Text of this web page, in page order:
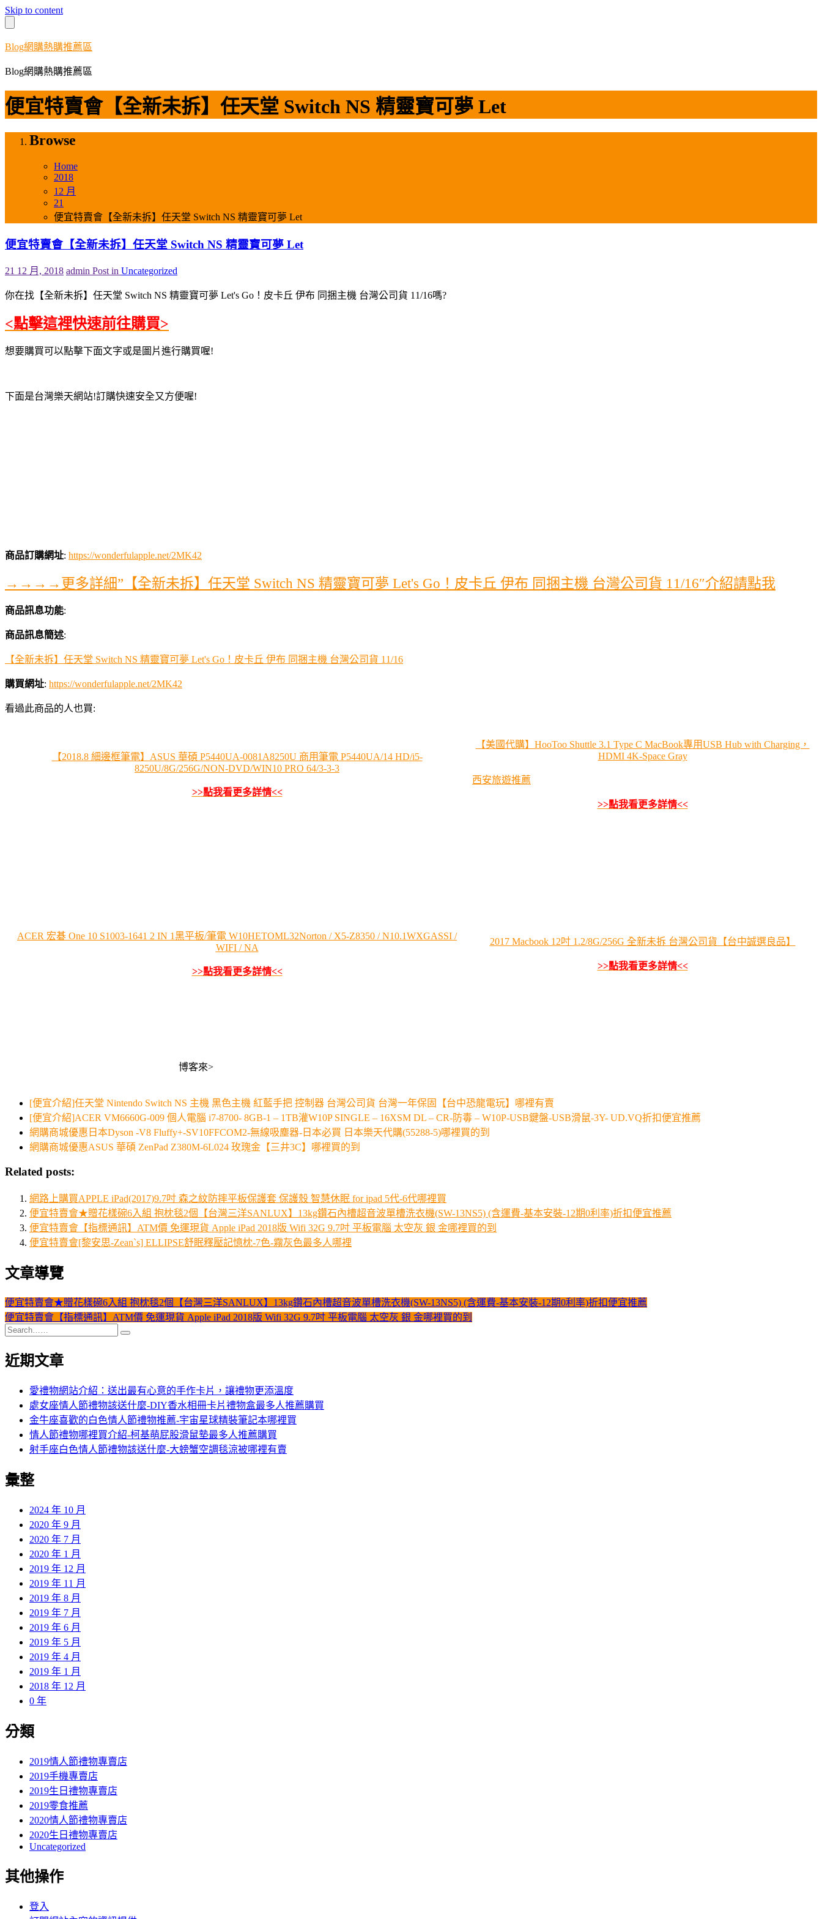
Skip to content
Blog網購熱購推薦區
Blog網購熱購推薦區
便宜特賣會【全新未拆】任天堂 Switch NS 精靈寶可夢 Let
Browse
Home
2018
12 月
21
便宜特賣會【全新未拆】任天堂 Switch NS 精靈寶可夢 Let
便宜特賣會【全新未拆】任天堂 Switch NS 精靈寶可夢 Let
21 12 月, 2018 admin Post in Uncategorized
你在找【全新未拆】任天堂 Switch NS 精靈寶可夢 Let's Go！皮卡丘 伊布 同捆主機 台灣公司貨 11/16嗎?
<點擊這裡快速前往購買>
想要購買可以點擊下面文字或是圖片進行購買喔!
下面是台灣樂天網站!訂購快速安全又方便喔!
商品訂購網址: https://wonderfulapple.net/2MK42
→→→→更多詳細”【全新未拆】任天堂 Switch NS 精靈寶可夢 Let's Go！皮卡丘 伊布 同捆主機 台灣公司貨 11/16″介紹請點我
商品訊息功能:
商品訊息簡述:
【全新未拆】任天堂 Switch NS 精靈寶可夢 Let's Go！皮卡丘 伊布 同捆主機 台灣公司貨 11/16
購買網址: https://wonderfulapple.net/2MK42
看過此商品的人也買:
【2018.8 細邊框筆電】ASUS 華碩 P5440UA-0081A8250U 商用筆電 P5440UA/14 HD/i5-
8250U/8G/256G/NON-DVD/WIN10 PRO 64/3-3-3
>>點我看更多詳情<<
【美國代購】HooToo Shuttle 3.1 Type C MacBook專用USB Hub with Charging，
HDMI 4K-Space Gray
西安旅遊推薦
>>點我看更多詳情<<
ACER 宏碁 One 10 S1003-1641 2 IN 1黑平板/筆電 W10HETOML32Norton / X5-Z8350 / N10.1WXGASSI /
WIFI / NA
>>點我看更多詳情<<
博客來>
2017 Macbook 12吋 1.2/8G/256G 全新未拆 台灣公司貨【台中誠選良品】
>>點我看更多詳情<<
[便宜介紹]任天堂 Nintendo Switch NS 主機 黑色主機 紅藍手把 控制器 台灣公司貨 台灣一年保固【台中恐龍電玩】哪裡有賣
[便宜介紹]ACER VM6660G-009 個人電腦 i7-8700- 8GB-1 – 1TB灌W10P SINGLE – 16XSM DL – CR-防毒 – W10P-USB鍵盤-USB滑鼠-3Y- UD.VQ折扣便宜推薦
網購商城優惠日本Dyson -V8 Fluffy+-SV10FFCOM2-無線吸塵器-日本必買 日本樂天代購(55288-5)哪裡買的到
網購商城優惠ASUS 華碩 ZenPad Z380M-6L024 玫瑰金【三井3C】哪裡買的到
Related posts:
網路上購買APPLE iPad(2017)9.7吋 森之紋防摔平板保護套 保護殼 智慧休眠 for ipad 5代-6代哪裡買
便宜特賣會★贈花樣碗6入組 抱枕毯2個【台灣三洋SANLUX】13kg鑽石內槽超音波單槽洗衣機(SW-13NS5) (含運費-基本安裝-12期0利率)折扣便宜推薦
便宜特賣會【指標通訊】ATM價 免運現貨 Apple iPad 2018版 Wifi 32G 9.7吋 平板電腦 太空灰 銀 金哪裡買的到
便宜特賣會[黎安思-Zean`s] ELLIPSE舒眠釋壓記憶枕-7色-霧灰色最多人哪裡
文章導覽
便宜特賣會★贈花樣碗6入組 抱枕毯2個【台灣三洋SANLUX】13kg鑽石內槽超音波單槽洗衣機(SW-13NS5) (含運費-基本安裝-12期0利率)折扣便宜推薦
便宜特賣會【指標通訊】ATM價 免運現貨 Apple iPad 2018版 Wifi 32G 9.7吋 平板電腦 太空灰 銀 金哪裡買的到
近期文章
愛禮物網站介紹：送出最有心意的手作卡片，讓禮物更添溫度
處女座情人節禮物該送什麼-DIY香水相冊卡片禮物盒最多人推薦購買
金牛座喜歡的白色情人節禮物推薦-宇宙星球精裝筆記本哪裡買
情人節禮物哪裡買介紹-柯基萌屁股滑鼠墊最多人推薦購買
射手座白色情人節禮物該送什麼-大螃蟹空調毯涼被哪裡有賣
彙整
2024 年 10 月
2020 年 9 月
2020 年 7 月
2020 年 1 月
2019 年 12 月
2019 年 11 月
2019 年 8 月
2019 年 7 月
2019 年 6 月
2019 年 5 月
2019 年 4 月
2019 年 1 月
2018 年 12 月
0 年
分類
2019情人節禮物專賣店
2019手機專賣店
2019生日禮物專賣店
2019零食推薦
2020情人節禮物專賣店
2020生日禮物專賣店
Uncategorized
其他操作
登入